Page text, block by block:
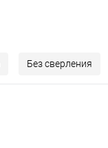
Без сверления